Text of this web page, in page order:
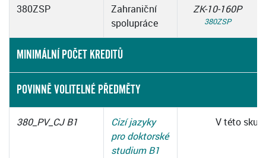
380ZSP
Zahraniční
spolupráce
ZK-10-160P
380ZSP
MINIMÁLNÍ POČET KREDITŮ
POVINNĚ VOLITELNÉ PŘEDMĚTY
380_PV_CJ B1
Cizí jazyky
pro doktorské
studium B1
V této